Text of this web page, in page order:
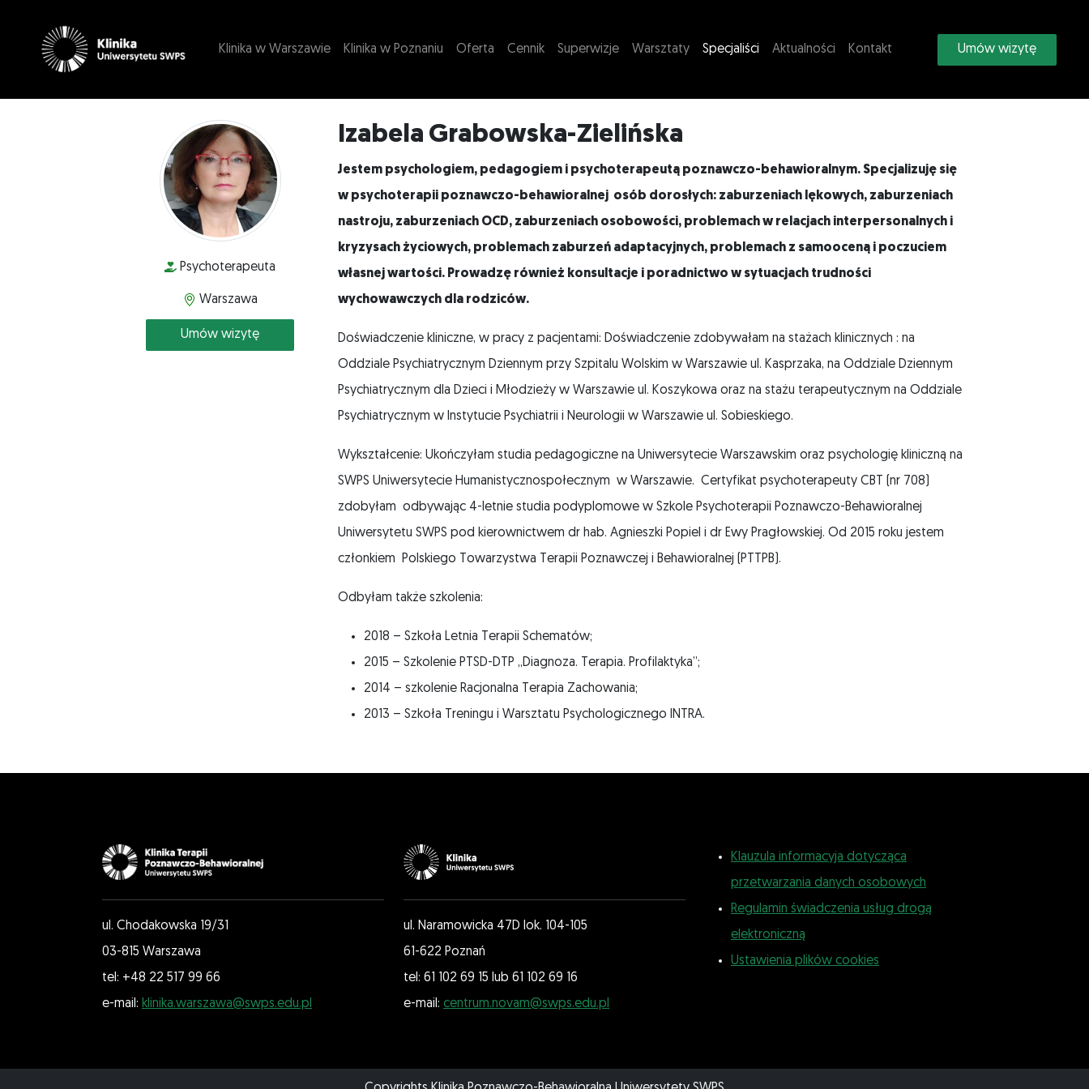
Klinika w Warszawie Klinika w Poznaniu Oferta Cennik Superwizje Warsztaty Specjaliści Aktualności Kontakt Umów wizytę
Psychoterapeuta
Warszawa
Umów wizytę
Izabela Grabowska-Zielińska
Jestem psychologiem, pedagogiem i psychoterapeutą poznawczo-behawioralnym. Specjalizuję się
w psychoterapii poznawczo-behawioralnej osób dorosłych: zaburzeniach lękowych, zaburzeniach
nastroju, zaburzeniach OCD, zaburzeniach osobowości, problemach w relacjach interpersonalnych i
kryzysach życiowych, problemach zaburzeń adaptacyjnych, problemach z samooceną i poczuciem
własnej wartości. Prowadzę również konsultacje i poradnictwo w sytuacjach trudności
wychowawczych dla rodziców.
Doświadczenie kliniczne, w pracy z pacjentami: Doświadczenie zdobywałam na stażach klinicznych : na
Oddziale Psychiatrycznym Dziennym przy Szpitalu Wolskim w Warszawie ul. Kasprzaka, na Oddziale Dziennym
Psychiatrycznym dla Dzieci i Młodzieży w Warszawie ul. Koszykowa oraz na stażu terapeutycznym na Oddziale
Psychiatrycznym w Instytucie Psychiatrii i Neurologii w Warszawie ul. Sobieskiego.
Wykształcenie: Ukończyłam studia pedagogiczne na Uniwersytecie Warszawskim oraz psychologię kliniczną na
SWPS Uniwersytecie Humanistycznospołecznym w Warszawie. Certyfikat psychoterapeuty CBT (nr 708)
zdobyłam odbywając 4-letnie studia podyplomowe w Szkole Psychoterapii Poznawczo-Behawioralnej
Uniwersytetu SWPS pod kierownictwem dr hab. Agnieszki Popiel i dr Ewy Pragłowskiej. Od 2015 roku jestem
członkiem Polskiego Towarzystwa Terapii Poznawczej i Behawioralnej (PTTPB).
Odbyłam także szkolenia:
2018 – Szkoła Letnia Terapii Schematów;
2015 – Szkolenie PTSD-DTP „Diagnoza. Terapia. Profilaktyka”;
2014 – szkolenie Racjonalna Terapia Zachowania;
2013 – Szkoła Treningu i Warsztatu Psychologicznego INTRA.
ul. Chodakowska 19/31
03-815 Warszawa
tel: +48 22 517 99 66
e-mail: klinika.warszawa@swps.edu.pl
ul. Naramowicka 47D lok. 104-105
61-622 Poznań
tel: 61 102 69 15 lub 61 102 69 16
e-mail: centrum.novam@swps.edu.pl
Klauzula informacyja dotycząca
przetwarzania danych osobowych
Regulamin świadczenia usług drogą
elektroniczną
Ustawienia plików cookies